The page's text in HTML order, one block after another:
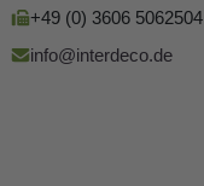
+49 (0) 3606 5062504
info@interdeco.de